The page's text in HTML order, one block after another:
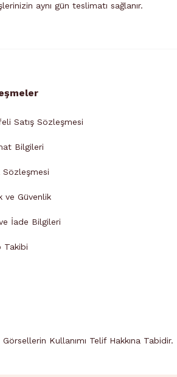
aynı gün teslimatı sağlanır.
Satış Sözleşmesi
Bilgileri
Sözleşmesi
ve Güvenlik
İade Bilgileri
Takibi
Kullanımı Telif Hakkına Tabidir.